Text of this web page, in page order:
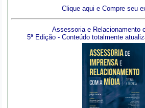
Clique aqui e Compre seu
Assessoria e Relacionamento
5ª Edição - Conteúdo totalmente